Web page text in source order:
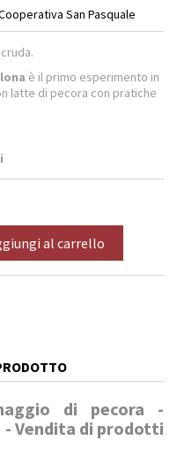
San Pasquale
è il primo esperimento in
latte di pecora con pratiche
al carrello
di pecora -
- Vendita di prodotti